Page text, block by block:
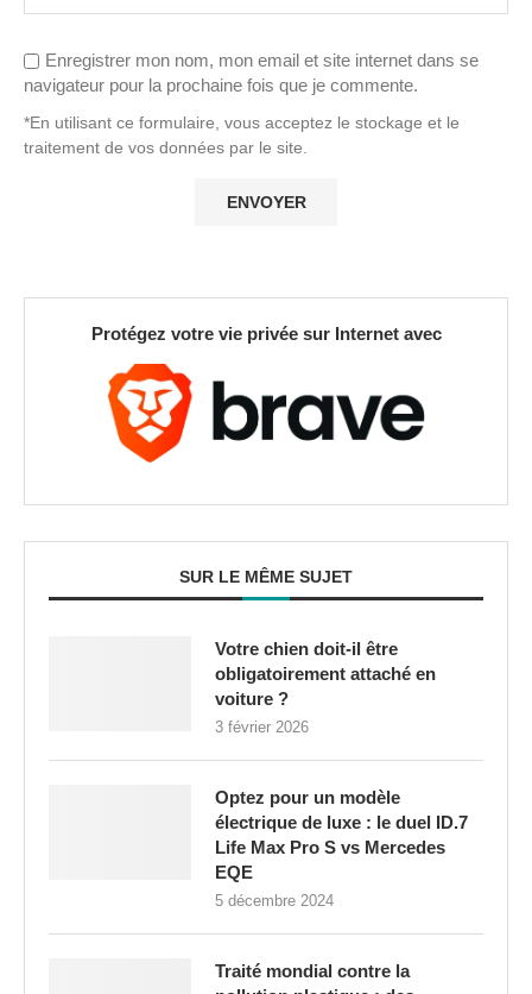
Enregistrer mon nom, mon email et site internet dans se
navigateur pour la prochaine fois que je commente.
*En utilisant ce formulaire, vous acceptez le stockage et le
traitement de vos données par le site.
Protégez votre vie privée sur Internet avec
SUR LE MÊME SUJET
Votre chien doit-il être
obligatoirement attaché en
voiture ?
3 février 2026
Optez pour un modèle
électrique de luxe : le duel ID.7
Life Max Pro S vs Mercedes
EQE
5 décembre 2024
Traité mondial contre la